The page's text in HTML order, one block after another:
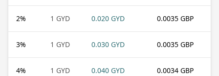
2% 1 GYD 0.020 GYD 0.0035 GBP
3% 1 GYD 0.030 GYD 0.0035 GBP
4% 1 GYD 0.040 GYD 0.0034 GBP